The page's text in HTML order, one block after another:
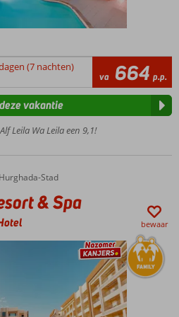
(7 nachten)
va 664 p.p.
Leila Wa Leila een 9,1!
vakantie
Hurghada-Stad
& Spa
bewaar